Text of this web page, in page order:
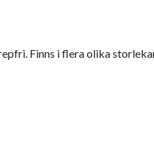
Finns i flera olika